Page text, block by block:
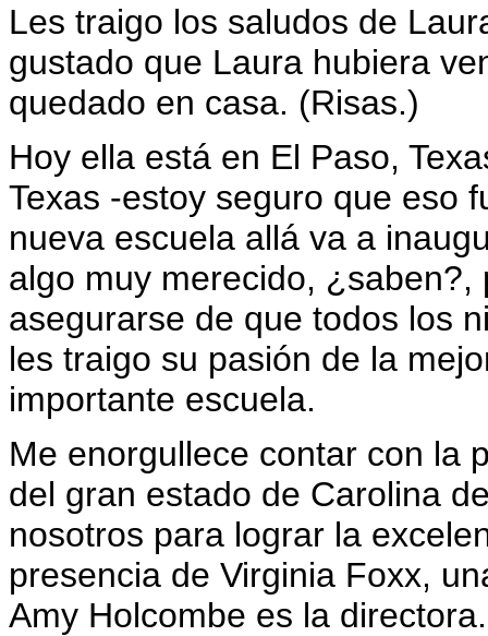
Les traigo los saludos de
gustado que Laura hubiera
quedado en casa. (Risas.)
Hoy ella está en El Paso,
Texas -estoy seguro que eso
nueva escuela allá va a
algo muy merecido,
asegurarse de que todos los
les traigo su pasión de la
importante escuela.
Me enorgullece contar con la
del gran estado de Carolina
nosotros para lograr la
presencia de Virginia Foxx,
Amy Holcombe es la directora.